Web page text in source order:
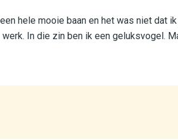
hele mooie baan en het was niet dat
In die zin ben ik een geluksvogel.